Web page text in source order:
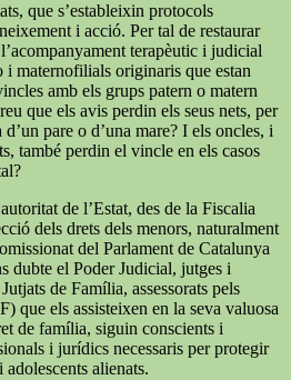
que s’estableixin protocols
i acció. Per tal de restaurar
terapèutic i judicial
i maternofilials originaris que estan
amb els grups patern o matern
que els avis perdin els seus nets, per
pare o d’una mare? I els oncles, i
també perdin el vincle en els casos
de l’Estat, des de la Fiscalia
dels drets dels menors, naturalment
del Parlament de Catalunya
dubte el Poder Judicial, jutges i
de Família, assessorats pels
que els assisteixen en la seva valuosa
de família, siguin conscients i
i jurídics necessaris per protegir
alienats.